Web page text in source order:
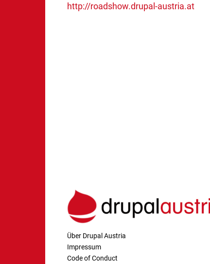
http://roadshow.drupal-austria.at
Über Drupal Austria
Impressum
Code of Conduct